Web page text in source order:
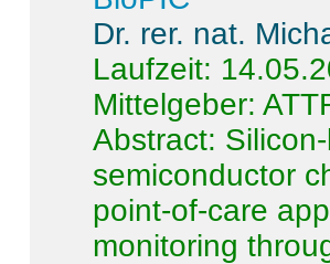
Dr. rer. nat.
Laufzeit:
Mittelgeber:
Abstract:
semiconductor
point-of-care
monitoring